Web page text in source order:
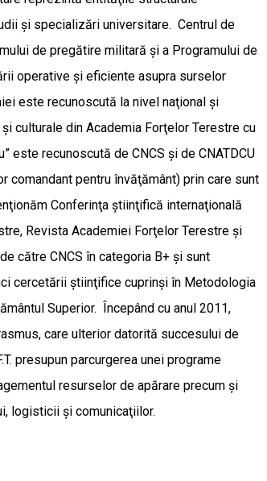
şi specializări universitare. Centrul de
de pregătire militară şi a Programului de
operative şi eficiente asupra surselor
este recunoscută la nivel naţional şi
culturale din Academia Forţelor Terestre cu
este recunoscută de CNCS şi de CNATDCU
pentru învăţământ) prin care sunt
Conferinţa ştiinţifică internaţională
Revista Academiei Forţelor Terestre şi
către CNCS în categoria B+ şi sunt
cercetării ştiinţifice cuprinşi în Metodologia
Superior. Începând cu anul 2011,
care ulterior datorită succesului de
presupun parcurgerea unei programe
resurselor de apărare precum şi
logisticii şi comunicaţiilor.